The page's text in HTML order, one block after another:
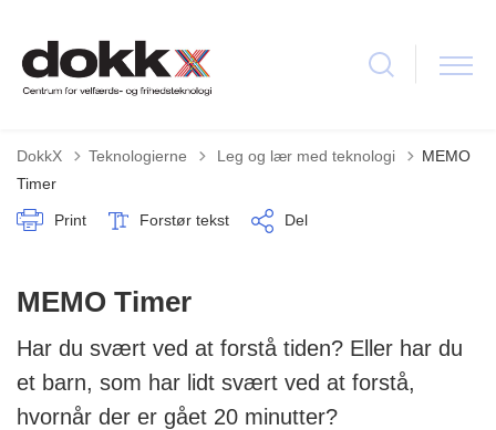
DokkX Teknologierne Tilbage til
Leg og lær med teknologi
MEMO
Timer
Print Forstør tekst Del
MEMO Timer
Har du svært ved at forstå tiden? Eller har du
et barn, som har lidt svært ved at forstå,
hvornår der er gået 20 minutter?